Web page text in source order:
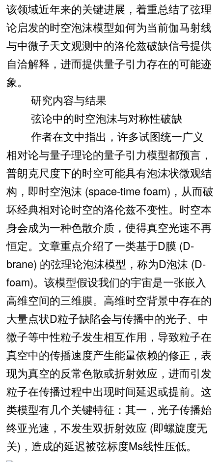
该领域近年来的关键进展，着重总结了弦理
论启发的时空泡沫模型如何为当前伽马射线
与中微子天文观测中的洛伦兹破缺信号提供
自洽解释，进而提供量子引力存在的可能迹
象。
研究内容与结果
弦论中的时空泡沫与对称性破缺
作者在文中指出，许多试图统一广义
相对论与量子理论的量子引力模型都预言，
普朗克尺度下的时空可能具有泡沫状微观结
构，即时空泡沫 (space-time foam)，从而破
坏经典相对论时空的洛伦兹不变性。时空本
身会成为一种色散介质，使得真空光速不再
恒定。文章重点介绍了一类基于D膜 (D-
brane) 的弦理论泡沫模型，称为D泡沫 (D-
foam)。该模型假设我们的宇宙是一张嵌入
高维空间的三维膜。高维时空背景中存在的
大量点状D粒子缺陷会与传播中的光子、中
微子等中性粒子发生相互作用，导致粒子在
真空中的传播速度产生能量依赖的修正，表
现为真空的反常色散或折射效应，进而引发
粒子在传播过程中出现时间延迟或提前。这
类模型有几个关键特征：其一，光子传播始
终亚光速，不发生双折射效应 (即螺旋度无
关)，造成的延迟被弦标度Ms线性压低。